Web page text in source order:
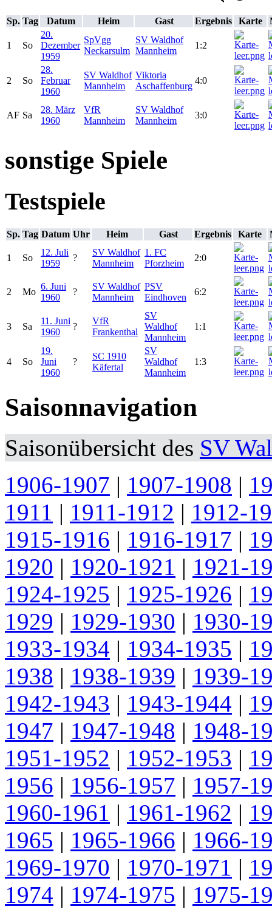
Sp. Tag Datum Heim Gast Ergebnis Karte
1 So
20.
Dezember
1959
SpVgg
Neckarsulm
SV Waldhof
Mannheim
1:2
2 So
28.
Februar
1960
SV Waldhof
Mannheim
Viktoria
Aschaffenburg
4:0
AF Sa
28. März
1960
VfR
Mannheim
SV Waldhof
Mannheim
3:0
sonstige Spiele
Testspiele
Sp. Tag Datum Uhr Heim Gast Ergebnis Karte
1 So
12. Juli
1959
?
SV Waldhof
Mannheim
1. FC
Pforzheim
2:0
2 Mo
6. Juni
1960
?
SV Waldhof
Mannheim
PSV
Eindhoven
6:2
3 Sa
11. Juni
1960
?
VfR
Frankenthal
SV
Waldhof
Mannheim
1:1
4 So
19.
Juni
1960
?
SC 1910
Käfertal
SV
Waldhof
Mannheim
1:3
Saisonnavigation
Saisonübersicht des SV
1906-1907 | 1907-1908 |
1911 | 1911-1912 | 1912-
1915-1916 | 1916-1917 |
1920 | 1920-1921 | 1921-
1924-1925 | 1925-1926 |
1929 | 1929-1930 | 1930-
1933-1934 | 1934-1935 |
1938 | 1938-1939 | 1939-
1942-1943 | 1943-1944 |
1947 | 1947-1948 | 1948-
1951-1952 | 1952-1953 |
1956 | 1956-1957 | 1957-
1960-1961 | 1961-1962 |
1965 | 1965-1966 | 1966-
1969-1970 | 1970-1971 |
1974 | 1974-1975 | 1975-